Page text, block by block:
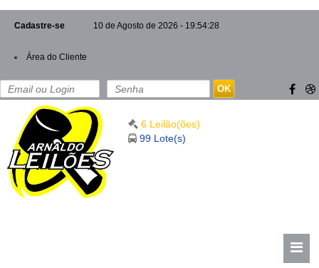
Cadastre-se 10 de Agosto de 2026 - 19:54:28
Área do Cliente
OK
6 Leilão(ões)
99 Lote(s)